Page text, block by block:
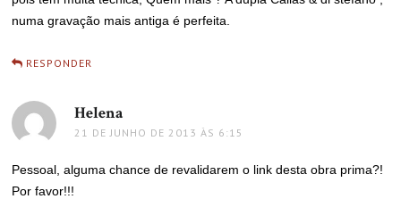
numa gravação mais antiga é perfeita.
RESPONDER
Helena
21 DE JUNHO DE 2013 ÀS 6:15
Pessoal, alguma chance de revalidarem o link desta obra prima?!
Por favor!!!